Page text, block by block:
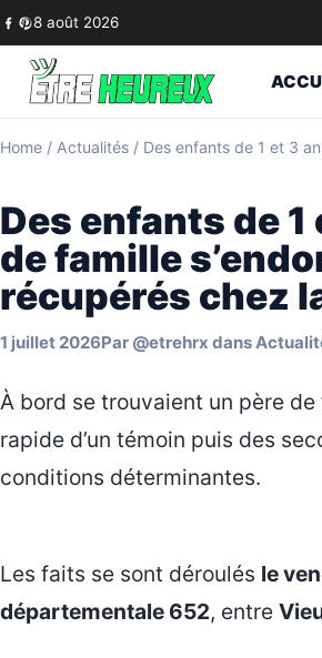
Skip to content
8 août 2026
Home / Actualités / Des enfants de 1 et 3
Des enfants de
de famille
récupérés chez
1 juillet 2026Par @etrehrx dans
À bord se trouvaient un père
rapide d’un témoin puis des
conditions déterminantes.
Les faits se sont déroulés le
départementale 652, entre